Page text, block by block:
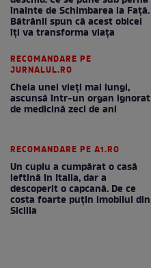
înainte de Schimbarea la Față.
Bătrânii spun că acest obicei
îți va transforma viața
RECOMANDARE PE
JURNALUL.RO
Cheia unei vieți mai lungi,
ascunsă într-un organ ignorat
de medicină zeci de ani
RECOMANDARE PE A1.RO
Un cuplu a cumpărat o casă
ieftină în Italia, dar a
descoperit o capcană. De ce
costa foarte puțin imobilul din
Sicilia